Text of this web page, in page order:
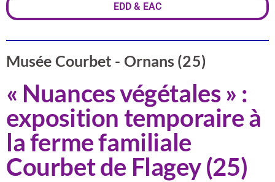
EDD & EAC
Musée Courbet - Ornans (25)
« Nuances végétales » :
exposition temporaire à
la ferme familiale
Courbet de Flagey (25)